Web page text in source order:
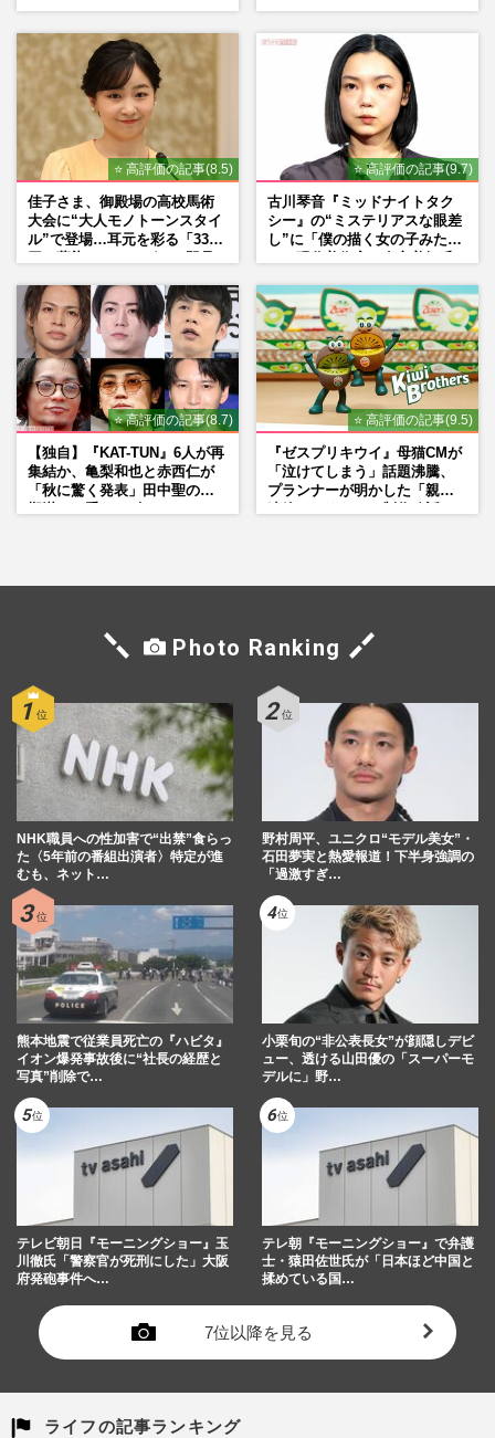
⭐ 高評価の記事(8.5)
佳子さま、御殿場の高校馬術
大会に“大人モノトーンスタイ
ル”で登場…耳元を彩る「3300
⭐ 高評価の記事(9.7)
古川琴音『ミッドナイトタク
シー』の“ミステリアスな眼差
し”に「僕の描く女の子みた
⭐ 高評価の記事(8.7)
【独自】『KAT-TUN』6人が再
集結か、亀梨和也と赤西仁が
「秋に驚く発表」田中聖の刑
⭐ 高評価の記事(9.5)
『ゼスプリキウイ』母猫CMが
「泣けてしまう」話題沸騰、
プランナーが明かした「親に
Photo Ranking
NHK職員への性加害で“出禁”食らっ
た〈5年前の番組出演者〉特定が進
むも、ネット…
野村周平、ユニクロ“モデル美女”・
石田夢実と熱愛報道！下半身強調の
「過激すぎ…
熊本地震で従業員死亡の『ハビタ』
イオン爆発事故後に“社長の経歴と
写真”削除で…
小栗旬の“非公表長女”が顔隠しデビ
ュー、透ける山田優の「スーパーモ
デルに」野…
テレビ朝日『モーニングショー』玉
川徹氏「警察官が死刑にした」大阪
府発砲事件へ…
テレ朝『モーニングショー』で弁護
士・猿田佐世氏が「日本ほど中国と
揉めている国…
7位以降を見る
ライフの記事ランキング